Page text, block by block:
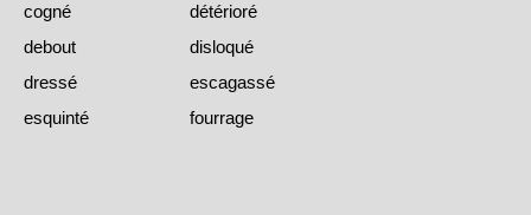
cogné
détérioré
debout
disloqué
dressé
escagassé
esquinté
fourrage